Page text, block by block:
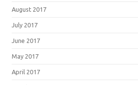
August 2017
July 2017
June 2017
May 2017
April 2017